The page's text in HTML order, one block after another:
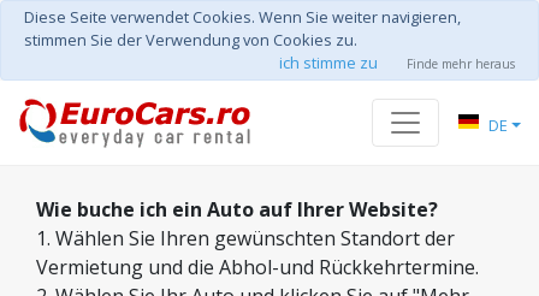
Diese Seite verwendet Cookies. Wenn Sie weiter navigieren,
stimmen Sie der Verwendung von Cookies zu.
ich stimme zu
Finde mehr heraus
DE
Wie buche ich ein Auto auf Ihrer Website?
1. Wählen Sie Ihren gewünschten Standort der
Vermietung und die Abhol-und Rückkehrtermine.